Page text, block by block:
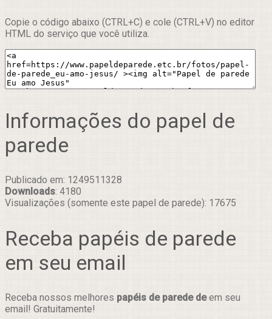
Copie o código abaixo (CTRL+C) e cole (CTRL+V) no editor
HTML do serviço que você utiliza.
Informações do papel de
parede
Publicado em: 1249511328
Downloads: 4180
Visualizações (somente este papel de parede): 17675
Receba papéis de parede
em seu email
Receba nossos melhores papéis de parede deem seu
email! Gratuitamente!